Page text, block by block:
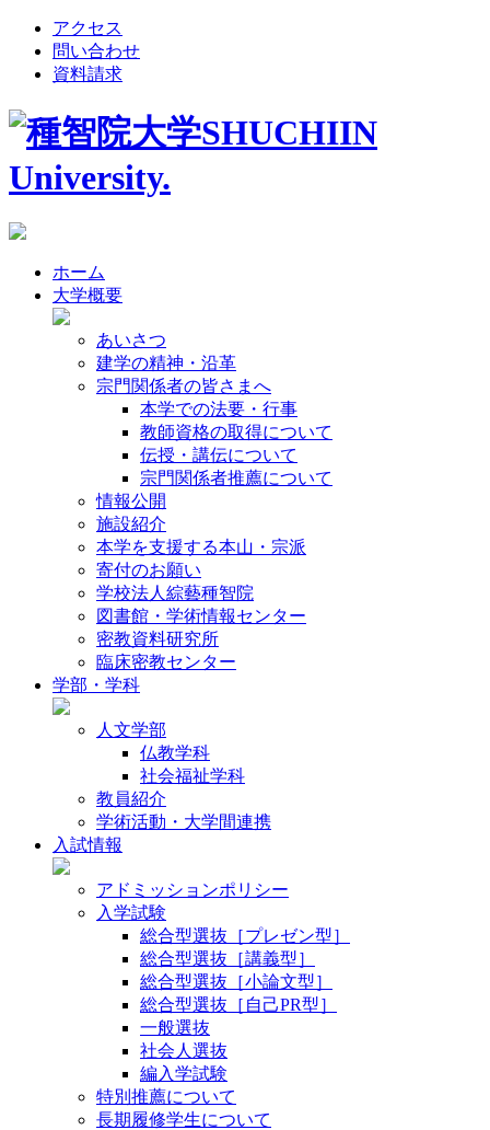
アクセス
問い合わせ
資料請求
ホーム
大学概要
あいさつ
建学の精神・沿革
宗門関係者の皆さまへ
本学での法要・行事
教師資格の取得について
伝授・講伝について
宗門関係者推薦について
情報公開
施設紹介
本学を支援する本山・宗派
寄付のお願い
学校法人綜藝種智院
図書館・学術情報センター
密教資料研究所
臨床密教センター
学部・学科
人文学部
仏教学科
社会福祉学科
教員紹介
学術活動・大学間連携
入試情報
アドミッションポリシー
入学試験
総合型選抜［プレゼン型］
総合型選抜［講義型］
総合型選抜［小論文型］
総合型選抜［自己PR型］
一般選抜
社会人選抜
編入学試験
特別推薦について
長期履修学生について